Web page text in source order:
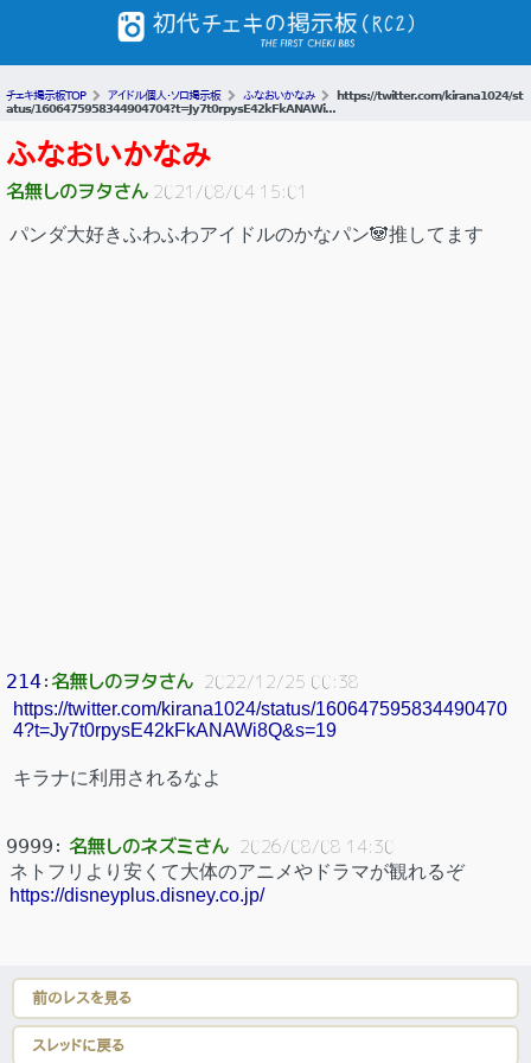
チェキ掲示板TOP アイドル個人・ソロ掲示板 ふなおいかなみ
https://twitter.com/kirana1024/st
atus/1606475958344904704?t=Jy7t0rpysE42kFkANAWi...
ふなおいかなみ
名無しのヲタさん 2021/08/04 15:01
パンダ大好きふわふわアイドルのかなパン🐼推してます
214：名無しのヲタさん 2022/12/25 00:38
https://twitter.com/kirana1024/status/160647595834490470
4?t=Jy7t0rpysE42kFkANAWi8Q&s=19
キラナに利用されるなよ
9999 ： 名無しのネズミさん 2026/08/08 14:30
ネトフリより安くて大体のアニメやドラマが観れるぞ
https://disneyplus.disney.co.jp/
前のレスを見る
スレッドに戻る